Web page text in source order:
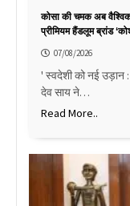
कोसा की चमक अब
प्रीमियम हैंडलूम ब्रांड
07/08/2026
' स्वदेशी को नई उड़ान :
देव साय ने…
Read More..